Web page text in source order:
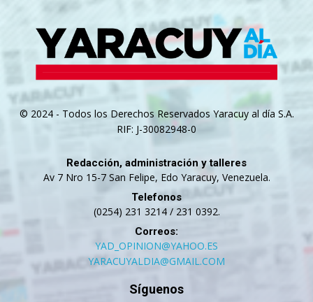
© 2024 - Todos los Derechos Reservados Yaracuy al día S.A.
RIF: J-30082948-0
Redacción, administración y talleres
Av 7 Nro 15-7 San Felipe, Edo Yaracuy, Venezuela.
Telefonos
(0254) 231 3214 / 231 0392.
Correos:
YAD_OPINION@YAHOO.ES
YARACUYALDIA@GMAIL.COM
Síguenos